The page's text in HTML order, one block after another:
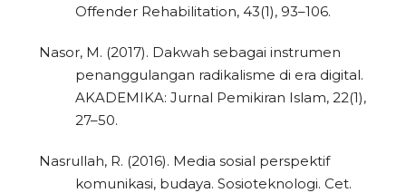
Offender Rehabilitation, 43(1), 93–106.
Nasor, M. (2017). Dakwah sebagai instrumen
penanggulangan radikalisme di era digital.
AKADEMIKA: Jurnal Pemikiran Islam, 22(1),
27–50.
Nasrullah, R. (2016). Media sosial perspektif
komunikasi, budaya. Sosioteknologi. Cet.